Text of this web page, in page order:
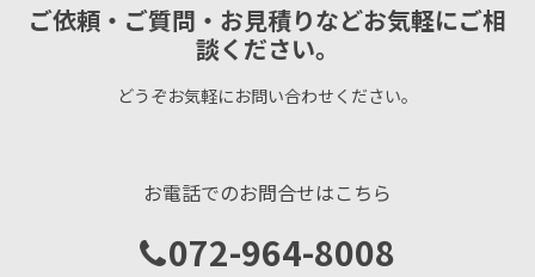
ご依頼・ご質問・お見積りなどお気軽にご相
談ください。
どうぞお気軽にお問い合わせください。
お電話でのお問合せはこちら
072-964-8008